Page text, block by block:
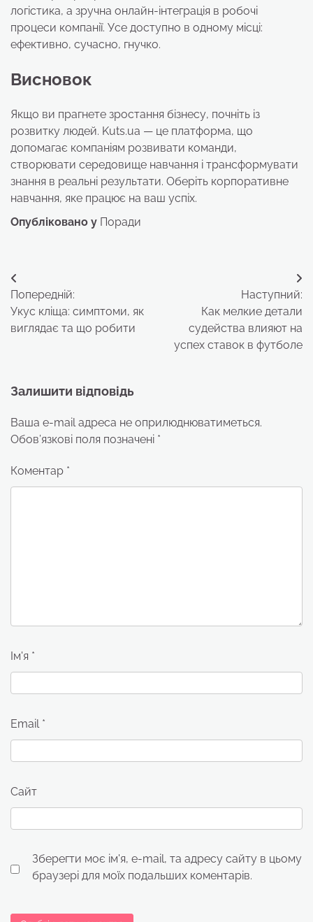
логістика, а зручна онлайн-інтеграція в робочі
процеси компанії. Усе доступно в одному місці:
ефективно, сучасно, гнучко.
Висновок
Якщо ви прагнете зростання бізнесу, почніть із
розвитку людей. Kuts.ua — це платформа, що
допомагає компаніям розвивати команди,
створювати середовище навчання і трансформувати
знання в реальні результати. Оберіть корпоративне
навчання, яке працює на ваш успіх.
Опубліковано у Поради
Навігація
записів
Попередній:
Укус кліща: симптоми, як
виглядає та що робити
Наступний:
Как мелкие детали
судейства влияют на
успех ставок в футболе
Залишити відповідь
Ваша e-mail адреса не оприлюднюватиметься.
Обов’язкові поля позначені *
Коментар *
Ім'я *
Email *
Сайт
Зберегти моє ім'я, e-mail, та адресу сайту в цьому
браузері для моїх подальших коментарів.